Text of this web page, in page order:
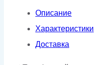
РНЯ2Описание
Характеристики
Доставка